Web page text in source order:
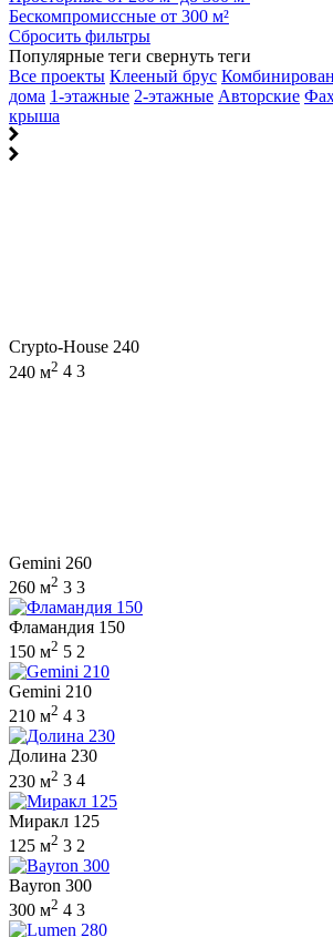
Бескомпромиссные от 300 м²
Сбросить фильтры
Популярные теги свернуть теги
Все проекты Клееный брус
дома 1-этажные 2-этажные Авторские
крыша
Crypto-House 240
240 м2 4 3
Gemini 260
260 м2 3 3
Фламандия 150
150 м2 5 2
Gemini 210
210 м2 4 3
Долина 230
230 м2 3 4
Миракл 125
125 м2 3 2
Bayron 300
300 м2 4 3